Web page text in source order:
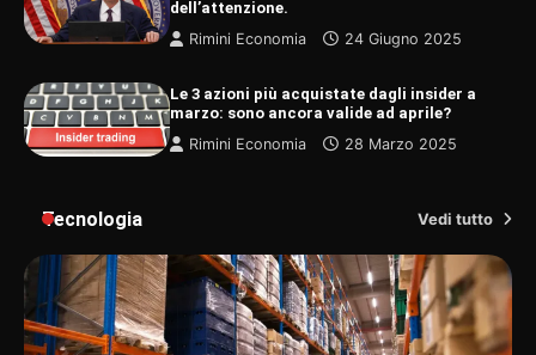
dell’attenzione.
Rimini Economia
24 Giugno 2025
Le 3 azioni più acquistate dagli insider a
marzo: sono ancora valide ad aprile?
Rimini Economia
28 Marzo 2025
Tecnologia Vedi tutto